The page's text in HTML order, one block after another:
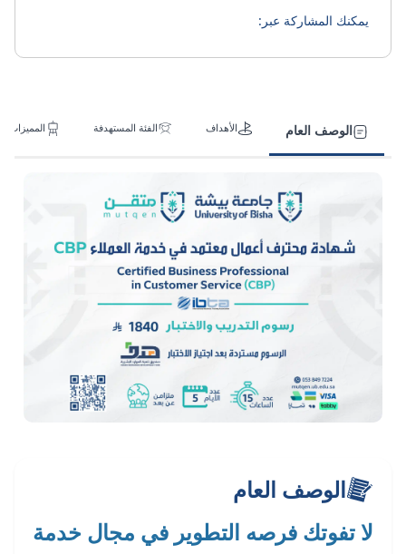
الوصف العام الأهداف الفئة المستهدفة المميزات
الوصف العام
لا تفوتك فرصه التطوير في مجال خدمة
يمكنك المشاركة عبر: